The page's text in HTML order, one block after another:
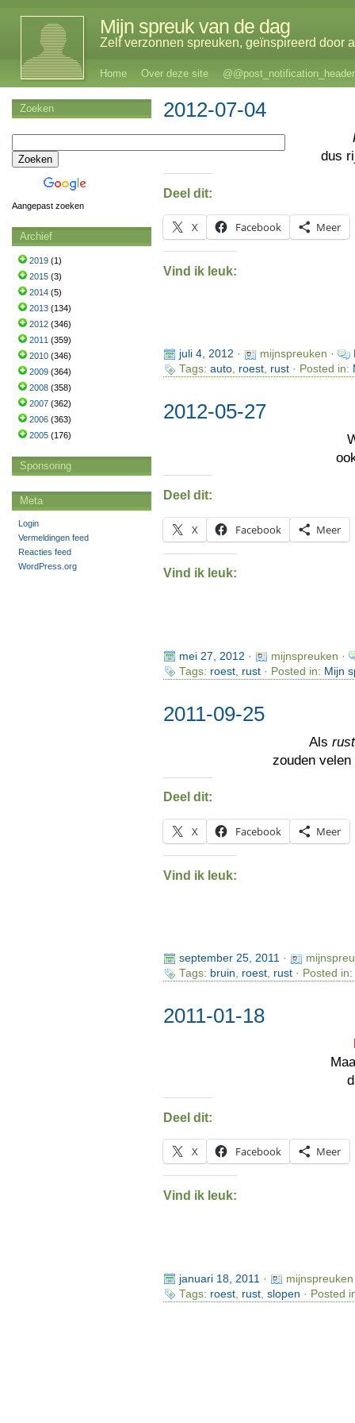
Mijn spreuk van de dag
Zelf verzonnen spreuken, geïnspireerd door
Home Over deze site @@post_notification_header
2012-07-04
dus
Deel dit:
X Facebook Meer
Vind ik leuk:
juli 4, 2012 · mijnspreuken ·
Tags: auto, roest, rust· Posted in:
2012-05-27
Deel dit:
X Facebook Meer
Vind ik leuk:
mei 27, 2012 ·
mijnspreuken ·
Tags: roest, rust· Posted in: Mijn
2011-09-25
Als rust
zouden
Deel dit:
X Facebook Meer
Vind ik leuk:
september 25, 2011·
Tags: bruin, roest, rust· Posted in:
2011-01-18
Deel dit:
X Facebook Meer
Vind ik leuk:
januari 18, 2011 ·
Tags: roest, rust, slopen · Posted
Zoeken
Aangepast zoeken
Archief
2019 (1)
2015 (3)
2014 (5)
2013 (134)
2012 (346)
2011 (359)
2010 (346)
2009 (364)
2008 (358)
2007 (362)
2006 (363)
2005 (176)
Sponsoring
Meta
Login
Vermeldingen feed
Reacties feed
WordPress.org